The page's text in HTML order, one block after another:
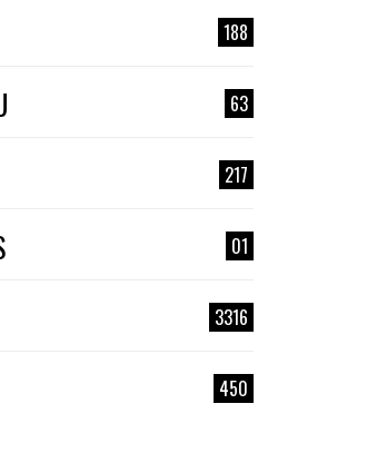
188
63
217
01
3316
450